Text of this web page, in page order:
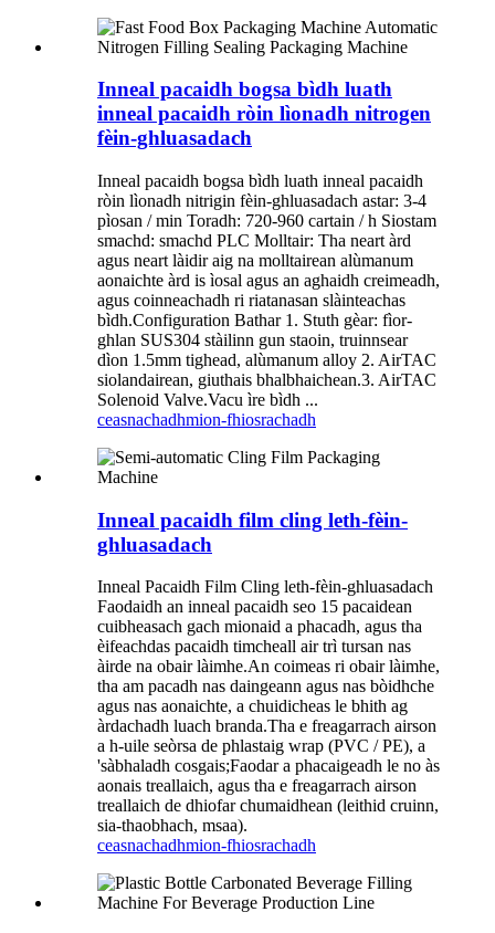
Inneal pacaidh bogsa bìdh luath
inneal pacaidh ròin lìonadh nitrogen
fèin-ghluasadach
Inneal pacaidh bogsa bìdh luath inneal pacaidh
ròin lìonadh nitrigin fèin-ghluasadach astar: 3-4
pìosan / min Toradh: 720-960 cartain / h Siostam
smachd: smachd PLC Molltair: Tha neart àrd
agus neart làidir aig na molltairean alùmanum
aonaichte àrd is ìosal agus an aghaidh creimeadh,
agus coinneachadh ri riatanasan slàinteachas
bìdh.Configuration Bathar 1. Stuth gèar: fìor-
ghlan SUS304 stàilinn gun staoin, truinnsear
dìon 1.5mm tighead, alùmanum alloy 2. AirTAC
siolandairean, giuthais bhalbhaichean.3. AirTAC
Solenoid Valve.Vacu ìre bìdh ...
ceasnachadhmion-fhiosrachadh
Inneal pacaidh film cling leth-fèin-
ghluasadach
Inneal Pacaidh Film Cling leth-fèin-ghluasadach
Faodaidh an inneal pacaidh seo 15 pacaidean
cuibheasach gach mionaid a phacadh, agus tha
èifeachdas pacaidh timcheall air trì tursan nas
àirde na obair làimhe.An coimeas ri obair làimhe,
tha am pacadh nas daingeann agus nas bòidhche
agus nas aonaichte, a chuidicheas le bhith ag
àrdachadh luach branda.Tha e freagarrach airson
a h-uile seòrsa de phlastaig wrap (PVC / PE), a
'sàbhaladh cosgais;Faodar a phacaigeadh le no às
aonais treallaich, agus tha e freagarrach airson
treallaich de dhiofar chumaidhean (leithid cruinn,
sia-thaobhach, msaa).
ceasnachadhmion-fhiosrachadh